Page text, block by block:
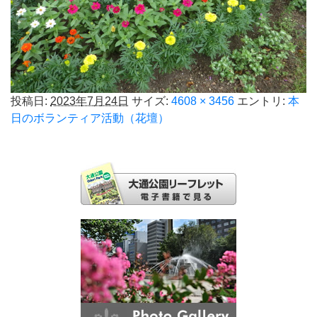
投稿日: 2023年7月24日 サイズ: 4608 × 3456 エントリ: 本
日のボランティア活動（花壇）